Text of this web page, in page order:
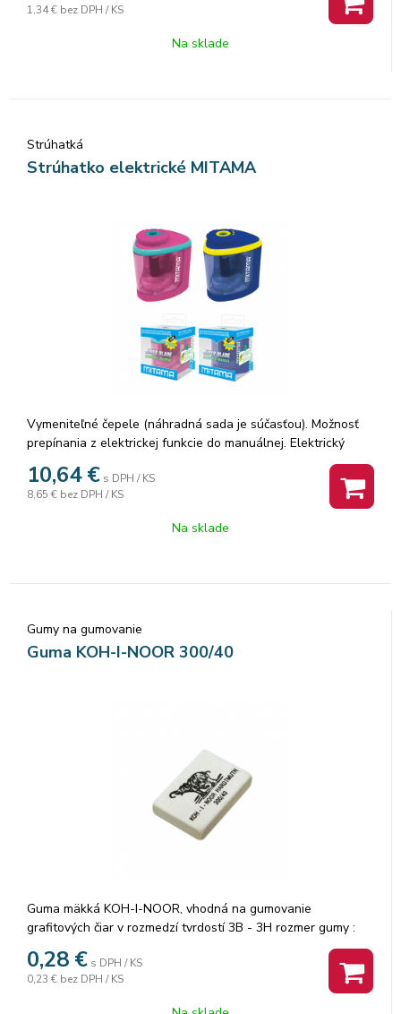
1,34 € bez DPH / KS
Na sklade
Strúhatká
Strúhatko elektrické MITAMA
Vymeniteľné čepele (náhradná sada je súčasťou). Možnosť
prepínania z elektrickej funkcie do manuálnej. Elektrický
10,64 € s DPH / KS
8,65 € bez DPH / KS
Na sklade
Gumy na gumovanie
Guma KOH-I-NOOR 300/40
Guma mäkká KOH-I-NOOR, vhodná na gumovanie
grafitových čiar v rozmedzí tvrdostí 3B - 3H rozmer gumy :
0,28 € s DPH / KS
0,23 € bez DPH / KS